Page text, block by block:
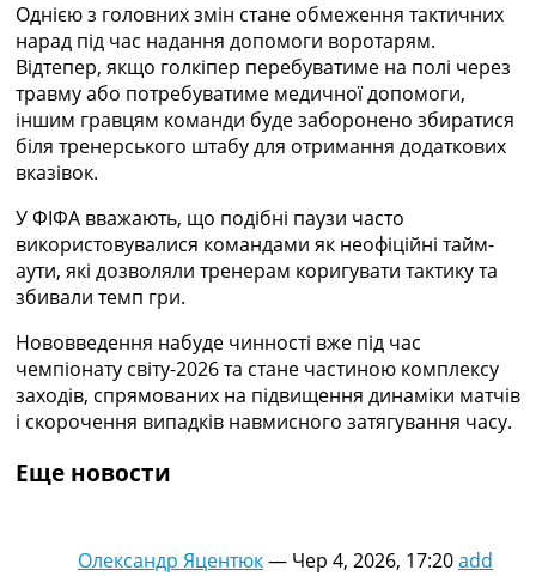
Логін
Рейтінги
Правила
Колективний прогноз
Турніри
Чемпіонат Світу
Україна. Перша Ліга
Ліга Чемпіонів
Англія. Прем’єр-Ліга
Іспанія. Ла Ліга
Ще Турніри >>>
Таблиці
Чемпіонат Світу. Турнирні таблиці
Таблиця УПЛ
Перша Ліга
Таблиця Ла Ліги
Рейтинги
Однією з головних змін стане обмеження тактичних
нарад під час надання допомоги воротарям.
Відтепер, якщо голкіпер перебуватиме на полі через
травму або потребуватиме медичної допомоги,
іншим гравцям команди буде заборонено збиратися
біля тренерського штабу для отримання додаткових
вказівок.
У ФІФА вважають, що подібні паузи часто
використовувалися командами як неофіційні тайм-
аути, які дозволяли тренерам коригувати тактику та
збивали темп гри.
Нововведення набуде чинності вже під час
чемпіонату світу-2026 та стане частиною комплексу
заходів, спрямованих на підвищення динаміки матчів
і скорочення випадків навмисного затягування часу.
Еще новости
Олександр Яцентюк— Чер 4, 2026, 17:20add